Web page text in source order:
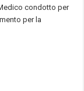
condotto per
per la